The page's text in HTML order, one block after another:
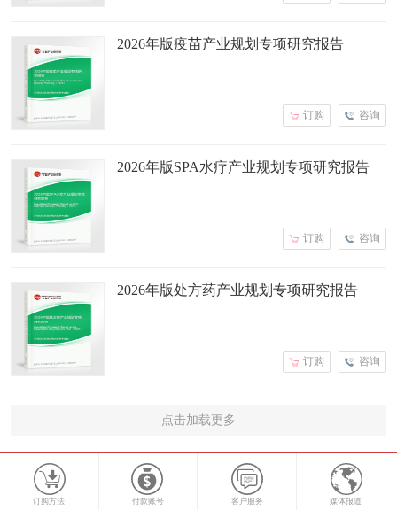
2026年版疫苗产业规划专项研究报告
咨询
订购
2026年版SPA水疗产业规划专项研究报告
咨询
订购
2026年版处方药产业规划专项研究报告
咨询
订购
点击加载更多
订购方法 付款账号 客户服务 媒体报道